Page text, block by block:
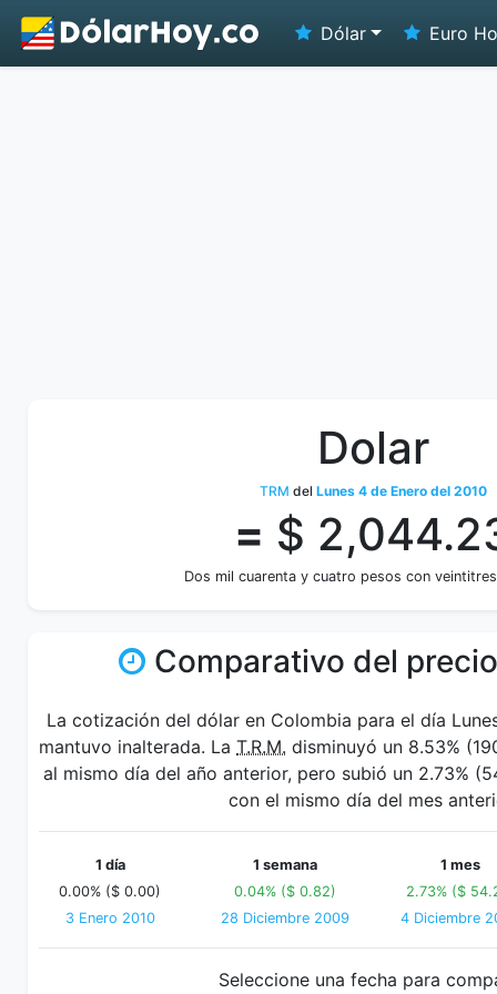
Dólar Euro
Dolar
TRM del Lunes 4 de Enero del 2010
= $
Dos mil cuarenta y cuatro pesos con
Comparativo del
La cotización del dólar en Colombia para el día
mantuvo inalterada. La T.R.M. disminuyó un 8.53%
al mismo día del año anterior, pero subió un 2.73%
con el mismo día del mes
1 día
0.00% ($ 0.00)
3 Enero 2010
1 semana
0.04% ($ 0.82)
28 Diciembre 2009
1 mes
2.73% ($
4 Diciembre
Seleccione una fecha para